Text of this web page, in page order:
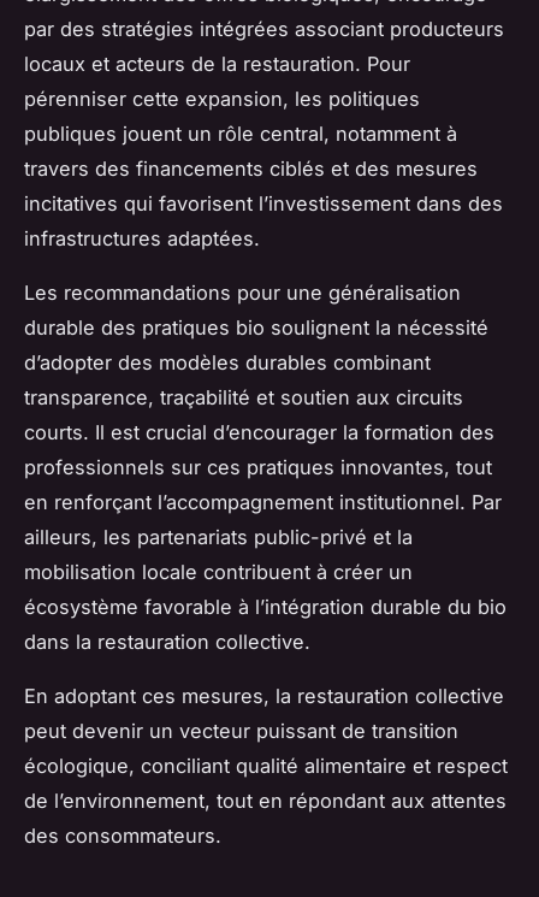
par des stratégies intégrées associant producteurs
locaux et acteurs de la restauration. Pour
pérenniser cette expansion, les politiques
publiques jouent un rôle central, notamment à
travers des financements ciblés et des mesures
incitatives qui favorisent l’investissement dans des
infrastructures adaptées.
Les recommandations pour une généralisation
durable des pratiques bio soulignent la nécessité
d’adopter des modèles durables combinant
transparence, traçabilité et soutien aux circuits
courts. Il est crucial d’encourager la formation des
professionnels sur ces pratiques innovantes, tout
en renforçant l’accompagnement institutionnel. Par
ailleurs, les partenariats public-privé et la
mobilisation locale contribuent à créer un
écosystème favorable à l’intégration durable du bio
dans la restauration collective.
En adoptant ces mesures, la restauration collective
peut devenir un vecteur puissant de transition
écologique, conciliant qualité alimentaire et respect
de l’environnement, tout en répondant aux attentes
des consommateurs.